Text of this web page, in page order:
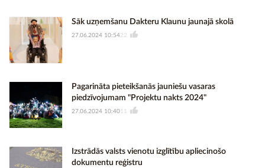
Sāk uzņemšanu Dakteru Klaunu jaunajā skolā
27.06.2024 10:5422
Pagarināta pieteikšanās jauniešu vasaras
piedzīvojumam "Projektu nakts 2024"
27.06.2024 10:4011
Izstrādās valsts vienotu izglītību apliecinošo
dokumentu reģistru